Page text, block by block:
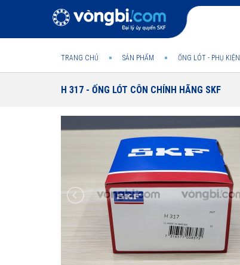
TRANG CHỦ SẢN PHẨM ỐNG LÓT - PHỤ KIỆN
H 317 - ỐNG LÓT CÔN CHÍNH HÃNG SKF